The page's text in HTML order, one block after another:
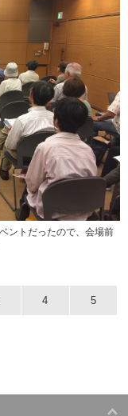
ントだったので、会場前
4 5